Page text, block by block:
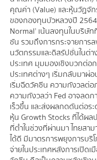
คุณค่า (Value) และหุ้นวัฏจั
ของกองทุนบัวหลวงปี
Normal’ เน้นลงทุนในบริษั
ชัน รวมถึงการกระจายการ
นวัตกรรมและดิสรัปชั่นในต่า
ประเทศ มุมมองเชิงบวกต่อ
ประเทศต่างๆ เริ่มกลับมาผ่
เริ่มฉีดวัคซีน ความกังวลต่อ
ความกังวลว่า Fed อาจลด
เร็วขึ้น และส่งผลกดดันต่อร
หุ้น Growth Stocks ที่ได้ผล
ที่ต่ำในช่วงที่ผ่านมา ไทยสา
ได้ดี มีมาตรการพยุงการบริ
จ่ายในประเทศหลังการเปิด